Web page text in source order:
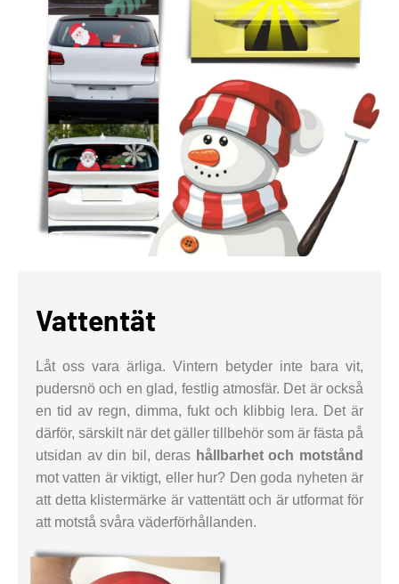
Vattentät
Låt oss vara ärliga. Vintern betyder inte bara vit,
pudersnö och en glad, festlig atmosfär. Det är också
en tid av regn, dimma, fukt och klibbig lera. Det är
därför, särskilt när det gäller tillbehör som är fästa på
utsidan av din bil, deras hållbarhet och motstånd
mot vatten är viktigt, eller hur? Den goda nyheten är
att detta klistermärke är vattentätt och är utformat för
att motstå svåra väderförhållanden.